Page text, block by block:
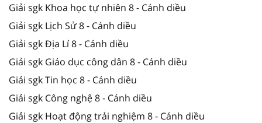
Giải sgk Khoa học tự nhiên 8 - Cánh diều
Giải sgk Lịch Sử 8 - Cánh diều
Giải sgk Địa Lí 8 - Cánh diều
Giải sgk Giáo dục công dân 8 - Cánh diều
Giải sgk Tin học 8 - Cánh diều
Giải sgk Công nghệ 8 - Cánh diều
Giải sgk Hoạt động trải nghiệm 8 - Cánh diều